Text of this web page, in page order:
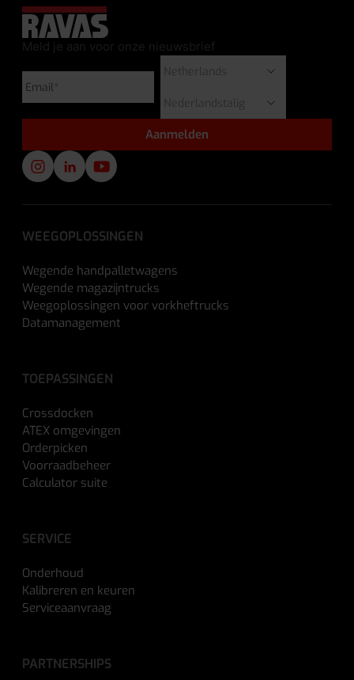
Meld je aan voor onze nieuwsbrief
WEEGOPLOSSINGEN
Wegende handpalletwagens
Wegende magazijntrucks
Weegoplossingen voor vorkheftrucks
Datamanagement
TOEPASSINGEN
Crossdocken
ATEX omgevingen
Orderpicken
Voorraadbeheer
Calculator suite
SERVICE
Onderhoud
Kalibreren en keuren
Serviceaanvraag
PARTNERSHIPS